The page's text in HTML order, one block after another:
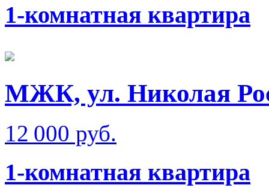
1-комнатная квартира
МЖК, ул. Николая
12 000 руб.
1-комнатная квартира